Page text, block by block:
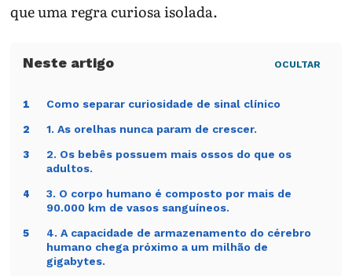
que uma regra curiosa isolada.
OCULTAR
1 Como separar curiosidade de sinal clínico
2 1. As orelhas nunca param de crescer.
3
2. Os bebês possuem mais ossos do que os
adultos.
4
3. O corpo humano é composto por mais de
90.000 km de vasos sanguíneos.
5
4. A capacidade de armazenamento do cérebro
humano chega próximo a um milhão de
gigabytes.